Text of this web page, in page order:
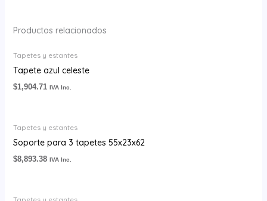
Productos relacionados
Tapetes y estantes
Tapete azul celeste
$1,904.71 IVA Inc.
Tapetes y estantes
Soporte para 3 tapetes 55x23x62
$8,893.38 IVA Inc.